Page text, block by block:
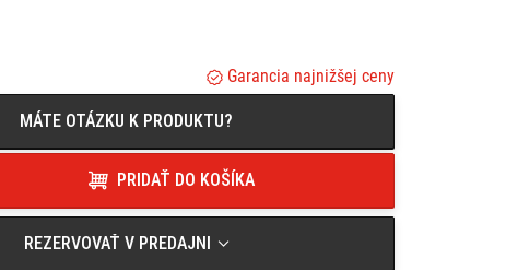
Garancia najnižšej ceny
MÁTE OTÁZKU K PRODUKTU?
PRIDAŤ DO KOŠÍKA
REZERVOVAŤ V PREDAJNI